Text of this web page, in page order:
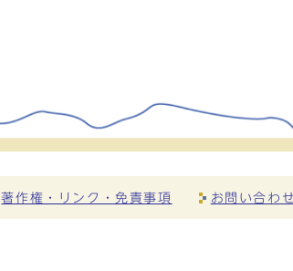
著作権・リンク・免責事項 お問い合わ